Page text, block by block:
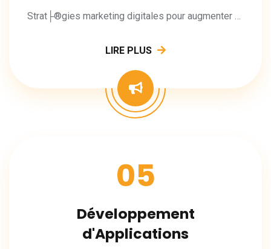
Strat├®gies marketing digitales pour augmenter votre visibilit├® et vos conversions.
LIRE PLUS
05
Développement
d'Applications